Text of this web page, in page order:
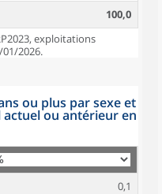
100,0
exploitations
2026.
ou plus par sexe et
ou antérieur en
0,1